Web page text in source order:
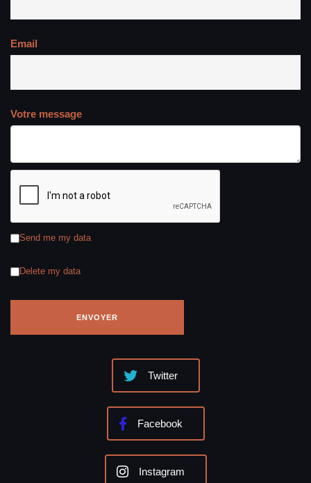
Email
Votre message
Send me my data
Delete my data
Twitter
Facebook
Instagram